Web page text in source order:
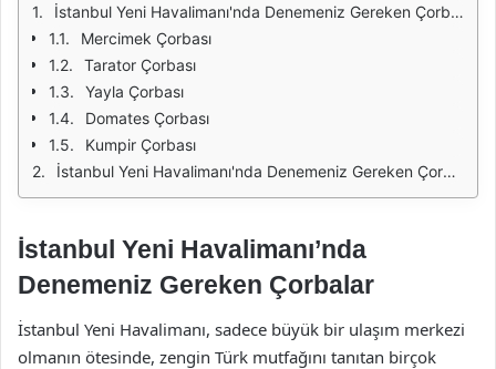
İstanbul Yeni Havalimanı'nda Denemeniz Gereken Çorbalar
Mercimek Çorbası
Tarator Çorbası
Yayla Çorbası
Domates Çorbası
Kumpir Çorbası
İstanbul Yeni Havalimanı'nda Denemeniz Gereken Çorbalar
İstanbul Yeni Havalimanı’nda
Denemeniz Gereken Çorbalar
İstanbul Yeni Havalimanı, sadece büyük bir ulaşım merkezi
olmanın ötesinde, zengin Türk mutfağını tanıtan birçok